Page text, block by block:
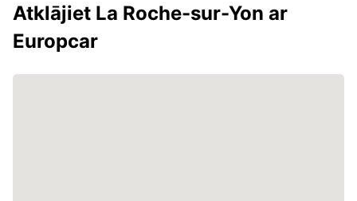
Atklājiet La Roche-sur-Yon ar
Europcar